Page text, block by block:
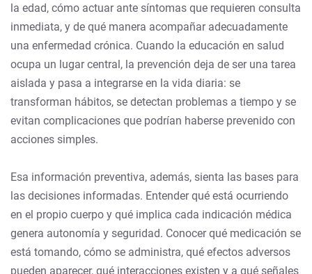
la edad, cómo actuar ante síntomas que requieren consulta
inmediata, y de qué manera acompañar adecuadamente
una enfermedad crónica. Cuando la educación en salud
ocupa un lugar central, la prevención deja de ser una tarea
aislada y pasa a integrarse en la vida diaria: se
transforman hábitos, se detectan problemas a tiempo y se
evitan complicaciones que podrían haberse prevenido con
acciones simples.
Esa información preventiva, además, sienta las bases para
las decisiones informadas. Entender qué está ocurriendo
en el propio cuerpo y qué implica cada indicación médica
genera autonomía y seguridad. Conocer qué medicación se
está tomando, cómo se administra, qué efectos adversos
pueden aparecer, qué interacciones existen y a qué señales